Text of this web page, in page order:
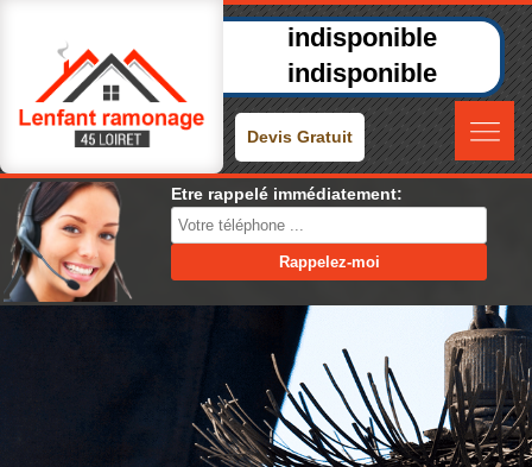
indisponible
indisponible
Devis Gratuit
Etre rappelé immédiatement: